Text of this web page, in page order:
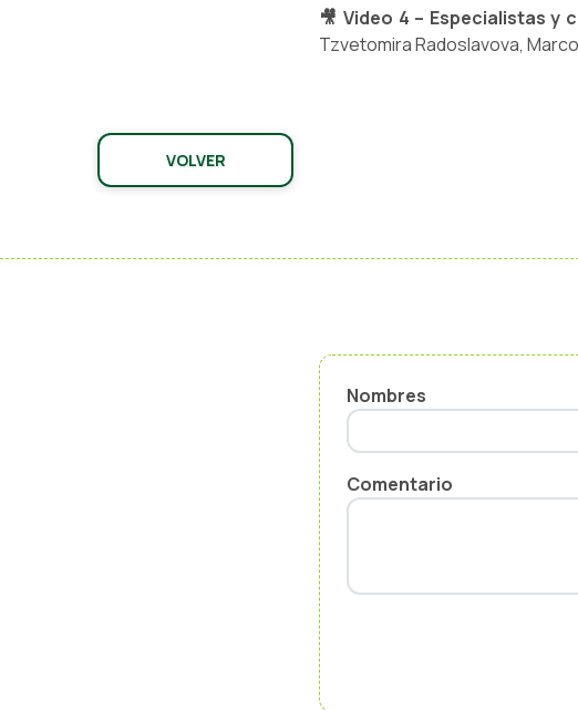
🎥 Video 4 – Especialistas y
Tzvetomira Radoslavova,
VOLVER
Nombres
Comentario